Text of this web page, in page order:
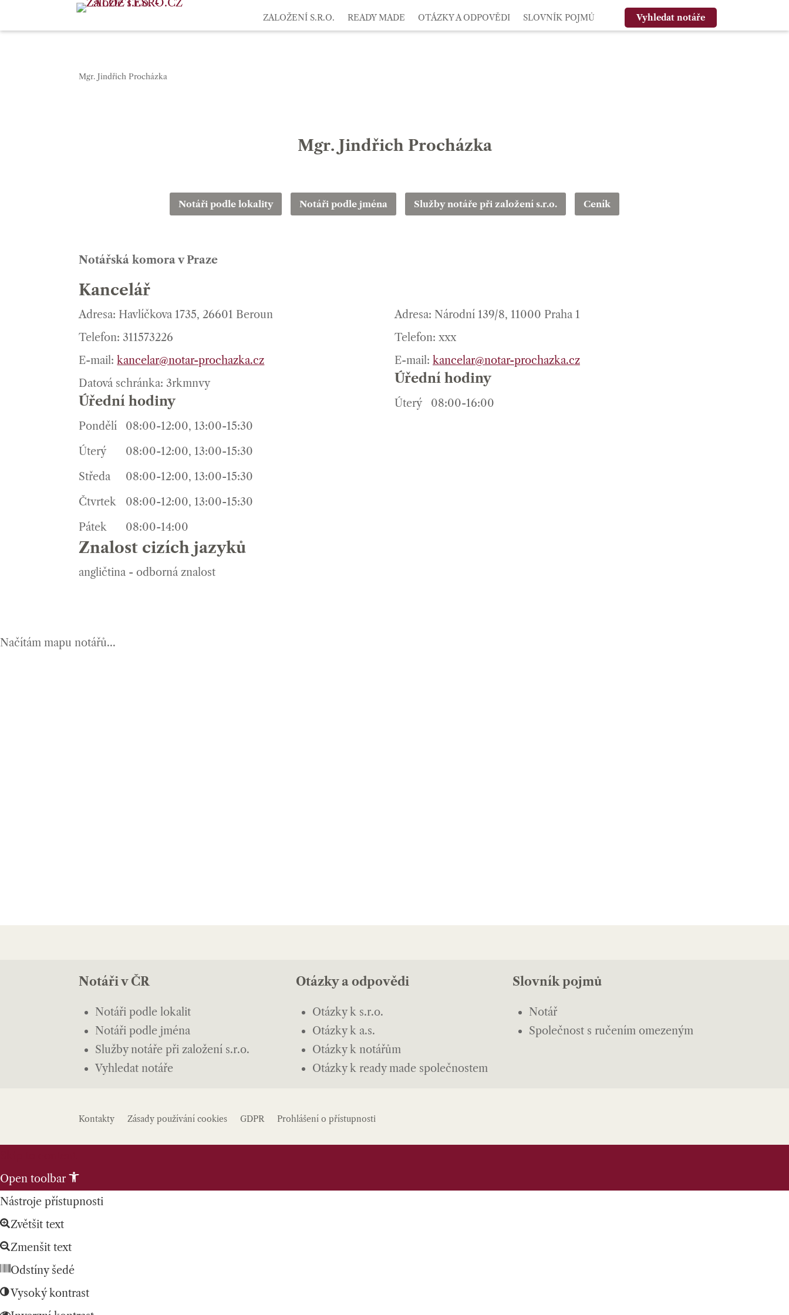
ZALOŽENÍ S.R.O. READY MADE OTÁZKY A ODPOVĚDI SLOVNÍK POJMŮ Vyhledat notáře
Mgr. Jindřich Procházka
Mgr. Jindřich Procházka
Notáři podle lokality Notáři podle jména Služby notáře při založení s.r.o. Ceník
Notářská komora v Praze
Kancelář
Adresa: Havlíčkova 1735, 26601 Beroun
Telefon: 311573226
E-mail:kancelar@notar-prochazka.cz
Datová schránka: 3rkmnvy
Úřední hodiny
Pondělí
08:00-12:00, 13:00-15:30
Úterý
08:00-12:00, 13:00-15:30
Středa
08:00-12:00, 13:00-15:30
Čtvrtek
08:00-12:00, 13:00-15:30
Pátek
08:00-14:00
Adresa: Národní 139/8, 11000 Praha 1
Telefon: xxx
E-mail: kancelar@notar-prochazka.cz
Úřední hodiny
Úterý 08:00-16:00
Znalost cizích jazyků
angličtina - odborná znalost
Načítám mapu notářů...
Notáři v ČR
Notáři podle lokalit
Notáři podle jména
Služby notáře při založení s.r.o.
Vyhledat notáře
Otázky a odpovědi
Otázky k s.r.o.
Otázky k a.s.
Otázky k notářům
Otázky k ready made společnostem
Slovník pojmů
Notář
Společnost s ručením omezeným
Kontakty Zásady používání cookies GDPR Prohlášení o přístupnosti
Open toolbar
Nástroje přístupnosti
Zvětšit text
Zmenšit text
Odstíny šedé
Vysoký kontrast